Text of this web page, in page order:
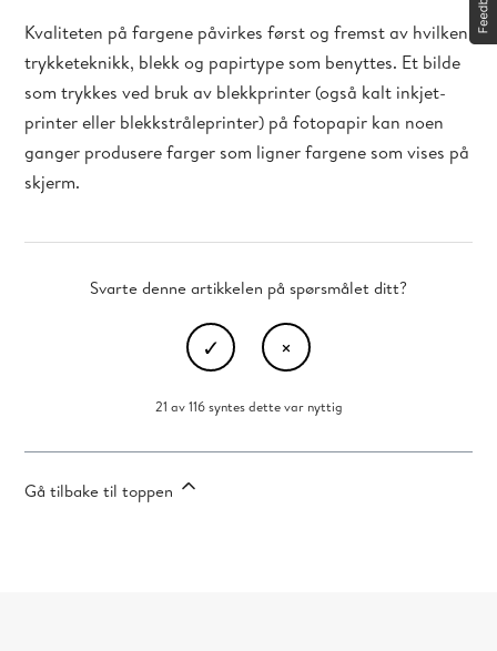
Kvaliteten på fargene påvirkes først og fremst av hvilken
trykketeknikk, blekk og papirtype som benyttes. Et bilde
som trykkes ved bruk av blekkprinter (også kalt inkjet-
printer eller blekkstråleprinter) på fotopapir kan noen
ganger produsere farger som ligner fargene som vises på
skjerm.
Svarte denne artikkelen på spørsmålet ditt?
21 av 116 syntes dette var nyttig
Gå tilbake til toppen